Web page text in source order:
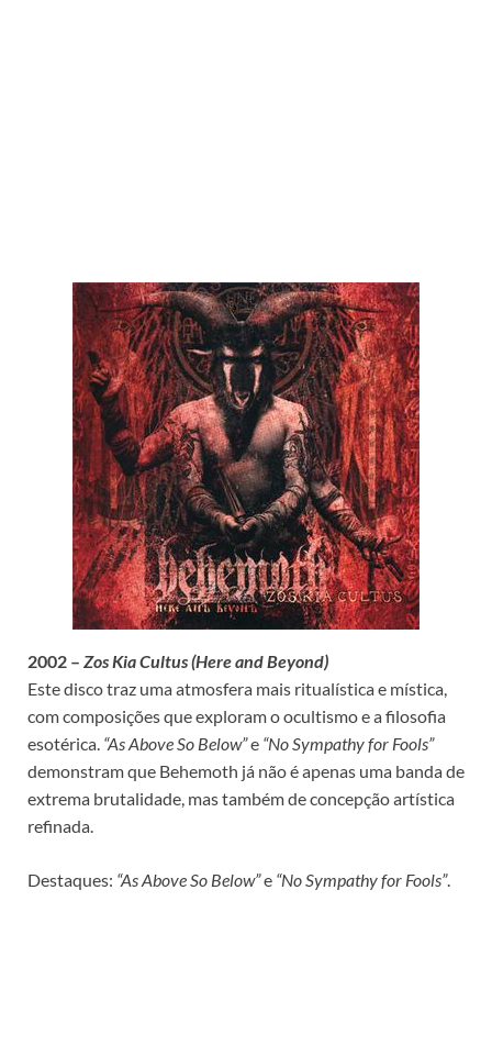
2002 – Zos Kia Cultus (Here and Beyond)
Este disco traz uma atmosfera mais ritualística e mística,
com composições que exploram o ocultismo e a filosofia
esotérica. “As Above So Below”e “No Sympathy for Fools”
demonstram que Behemoth já não é apenas uma banda de
extrema brutalidade, mas também de concepção artística
refinada.
Destaques: “As Above So Below”e “No Sympathy for Fools”.